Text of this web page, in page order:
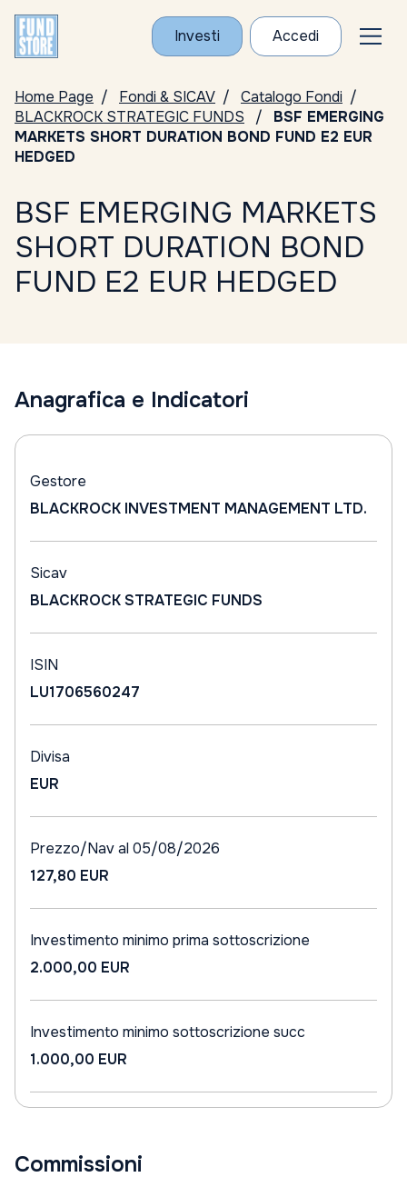
Investi Accedi
Home Page Fondi & SICAV
Catalogo Fondi
BLACKROCK STRATEGIC FUNDS
BSF EMERGING
MARKETS SHORT DURATION BOND FUND E2 EUR
HEDGED
BSF EMERGING MARKETS
SHORT DURATION BOND
FUND E2 EUR HEDGED
Anagrafica e Indicatori
Gestore
BLACKROCK INVESTMENT MANAGEMENT LTD.
Sicav
BLACKROCK STRATEGIC FUNDS
ISIN
LU1706560247
Divisa
EUR
Prezzo/Nav al 05/08/2026
127,80 EUR
Investimento minimo prima sottoscrizione
2.000,00 EUR
Investimento minimo sottoscrizione succ
1.000,00 EUR
Commissioni